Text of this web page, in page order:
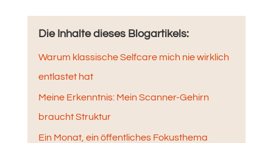
Die Inhalte dieses Blogartikels:
Warum klassische Selfcare mich nie wirklich
entlastet hat
Meine Erkenntnis: Mein Scanner-Gehirn
braucht Struktur
Ein Monat, ein öffentliches Fokusthema